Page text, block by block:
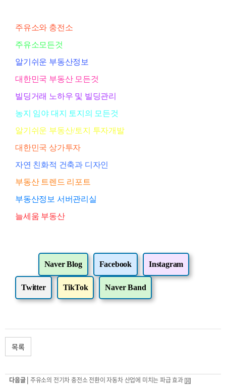
주유소와 충전소
주유소모든것
알기쉬운 부동산정보
대한민국 부동산 모든것
빌딩거래 노하우 및 빌딩관리
농지 임야 대지 토지의 모든것
알기쉬운 부동산/토지 투자개발
대한민국 상가투자
자연 친화적 건축과 디자인
부동산 트렌드 리포트
부동산정보 서버관리실
늘세움 부동산
Naver Blog Facebook Instagram
Twitter TikTok Naver Band
목록
다음글 | 주유소의 전기차 충전소 전환이 자동차 산업에 미치는 파급 효과